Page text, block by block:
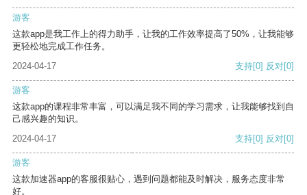
游客
这款app是我工作上的得力助手，让我的工作效率提高了50%，让我能够
更轻松地完成工作任务。
2024-04-17
支持[0] 反对[0]
游客
这款app的课程非常丰富，可以满足我不同的学习需求，让我能够找到自
己感兴趣的知识。
2024-04-17
支持[0] 反对[0]
游客
这款加速器app的客服很贴心，遇到问题都能及时解决，服务态度非常
好。